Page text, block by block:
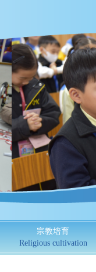
宗教培育
Religious cultivation